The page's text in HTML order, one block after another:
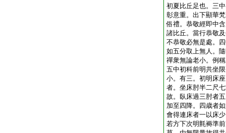
初夏比丘足也。三
彰意重。出下顯華
俗禮。恭敬經即中
諸比丘。當行恭敬
不恭敬必無是處。
如五分取上無人。
禪衆無論老小。例
五中初科前明共坐
小。有三。初明床
者。坐床肘半二尺
故。臥床過三肘者
加至四降。四歳者
會得連床者一以床
若方下次明氈褥準